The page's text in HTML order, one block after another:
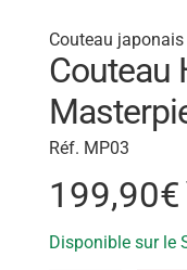
de presse
Couteau
Couteau
Réf. MP03
199,90€
Disponible sur le